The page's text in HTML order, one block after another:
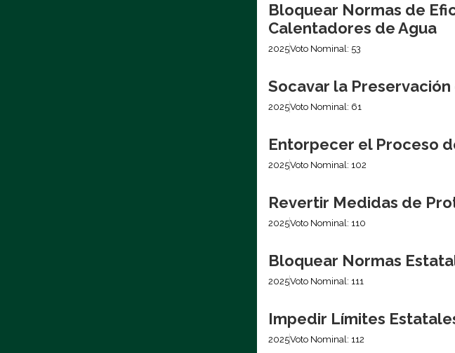
Bloquear Normas de
Calentadores de Agua
2025Voto Nominal: 53
Socavar la
2025Voto Nominal: 61
Entorpecer el Proceso
2025Voto Nominal: 102
Revertir Medidas de
2025Voto Nominal: 110
Bloquear Normas
2025Voto Nominal: 111
Impedir Límites
2025Voto Nominal: 112